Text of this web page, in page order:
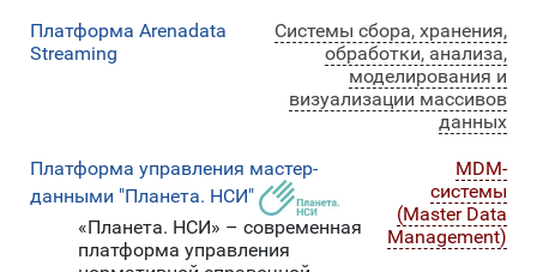
Платформа Arenadata
Streaming
Системы сбора, хранения,
обработки, анализа,
моделирования и
визуализации массивов
данных
Платформа управления мастер-
данными "Планета. НСИ"
«Планета. НСИ» – современная
платформа управления
MDM-
системы
(Master Data
Management)